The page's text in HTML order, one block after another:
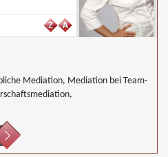
Mediation, Mediation bei Team-